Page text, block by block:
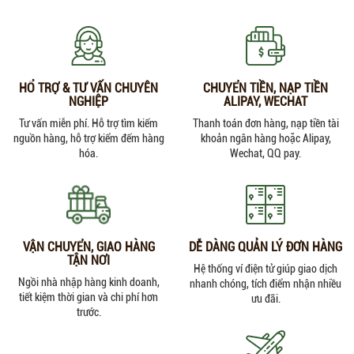
HỔ TRỢ & TƯ VẤN CHUYÊN
NGHIỆP
Tư vấn miễn phí. Hỗ trợ tìm kiếm
nguồn hàng, hỗ trợ kiểm đếm hàng
hóa.
CHUYỂN TIỀN, NẠP TIỀN
ALIPAY, WECHAT
Thanh toán đơn hàng, nạp tiền tài
khoản ngân hàng hoặc Alipay,
Wechat, QQ pay.
VẬN CHUYỂN, GIAO HÀNG
TẬN NƠI
Ngồi nhà nhập hàng kinh doanh,
tiết kiệm thời gian và chi phí hơn
trước.
DỄ DÀNG QUẢN LÝ ĐƠN HÀNG
Hệ thống ví điện tử giúp giao dịch
nhanh chóng, tích điểm nhận nhiều
ưu đãi.